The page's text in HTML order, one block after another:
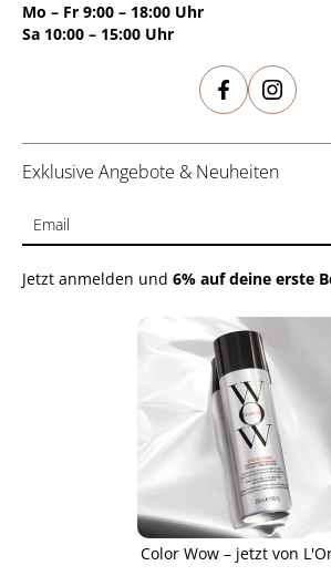
Mo – Fr 9:00 – 18:00 Uhr
Sa 10:00 – 15:00 Uhr
Exklusive Angebote & Neuheiten
Email
Jetzt anmelden und 6% auf deine erste
Color Wow – jetzt von